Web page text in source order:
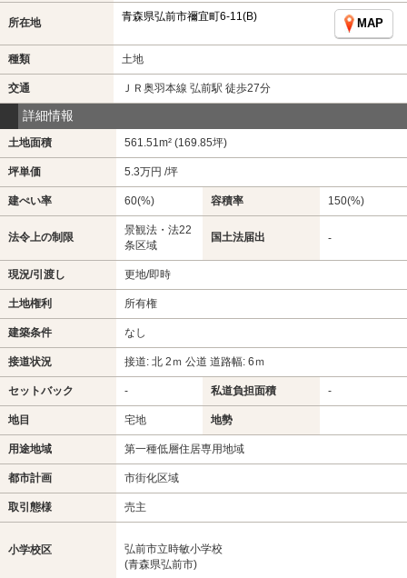
所在地 青森県弘前市禰宜町6-11(B)
MAP
種類 土地
交通 ＪＲ奥羽本線 弘前駅 徒歩27分
詳細情報
土地面積 561.51m² (169.85坪)
坪単価 5.3万円 /坪
建ぺい率 60(%) 容積率 150(%)
法令上の制限
景観法・法22
条区域
国土法届出 -
現況/引渡し 更地/即時
土地権利 所有権
建築条件 なし
接道状況 接道: 北 2ｍ 公道 道路幅: 6ｍ
セットバック - 私道負担面積 -
地目 宅地 地勢
用途地域 第一種低層住居専用地域
都市計画 市街化区域
取引態様 売主
小学校区
弘前市立時敏小学校
(青森県弘前市)